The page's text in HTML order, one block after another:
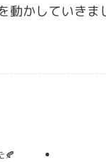
動かしていきま
🍂